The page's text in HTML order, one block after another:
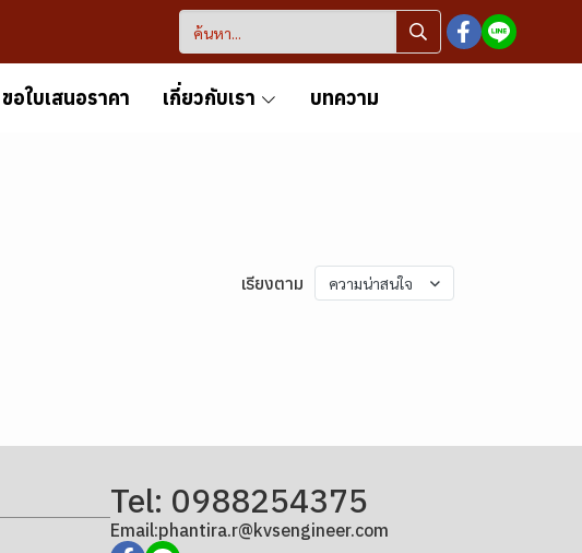
ขอใบเสนอราคา เกี่ยวกับเรา บทความ
เรียงตาม ความน่าสนใจ
Tel: 0988254375
Email:phantira.r@kvsengineer.com